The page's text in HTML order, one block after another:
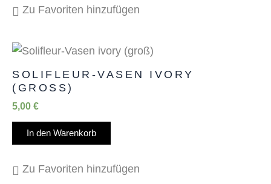
Zu Favoriten hinzufügen
SOLIFLEUR-VASEN IVORY
(GROSS)
5,00 €
In den Warenkorb
Zu Favoriten hinzufügen